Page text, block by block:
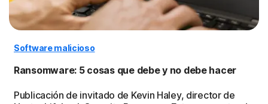
Software malicioso
Ransomware: 5 cosas que debe y no debe hacer
Publicación de invitado de Kevin Haley, director de